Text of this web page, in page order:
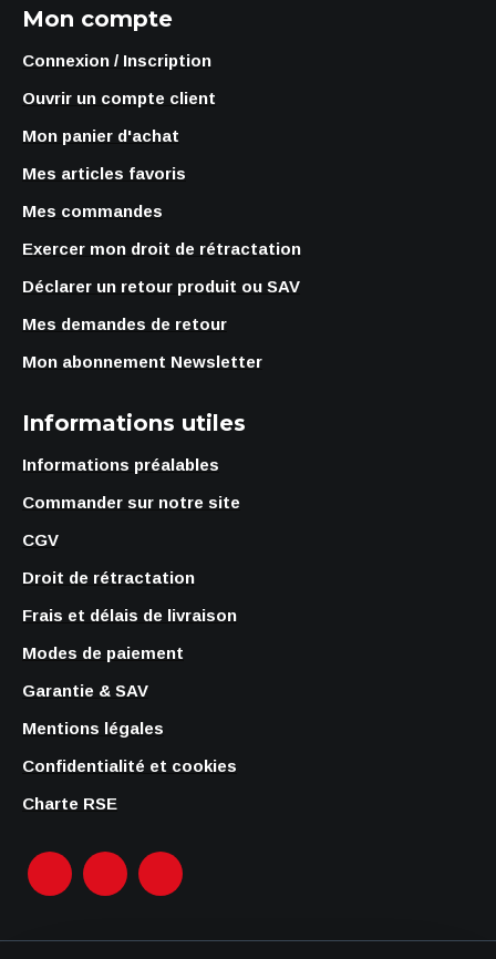
Mon compte
Connexion / Inscription
Ouvrir un compte client
Mon panier d'achat
Mes articles favoris
Mes commandes
Exercer mon droit de rétractation
Déclarer un retour produit ou SAV
Mes demandes de retour
Mon abonnement Newsletter
Informations utiles
Informations préalables
Commander sur notre site
CGV
Droit de rétractation
Frais et délais de livraison
Modes de paiement
Garantie & SAV
Mentions légales
Confidentialité et cookies
Charte RSE